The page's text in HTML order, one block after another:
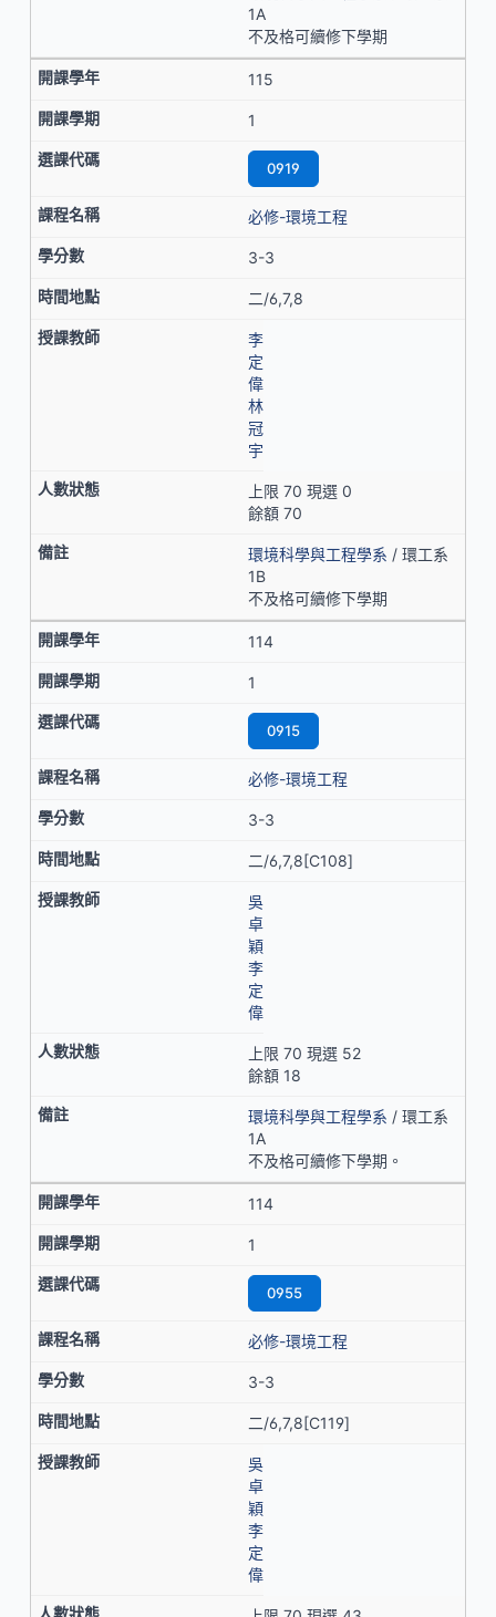
1A
不及格可續修下學期
115
1
0919
必修-環境工程
3-3
二/6,7,8
李
定
偉
林
冠
宇
上限 70 現選 0
餘額 70
環境科學與工程學系 / 環工系
1B
不及格可續修下學期
114
1
0915
必修-環境工程
3-3
二/6,7,8[C108]
吳
卓
穎
李
定
偉
上限 70 現選 52
餘額 18
環境科學與工程學系 / 環工系
1A
不及格可續修下學期。
114
1
0955
必修-環境工程
3-3
二/6,7,8[C119]
吳
卓
穎
李
定
偉